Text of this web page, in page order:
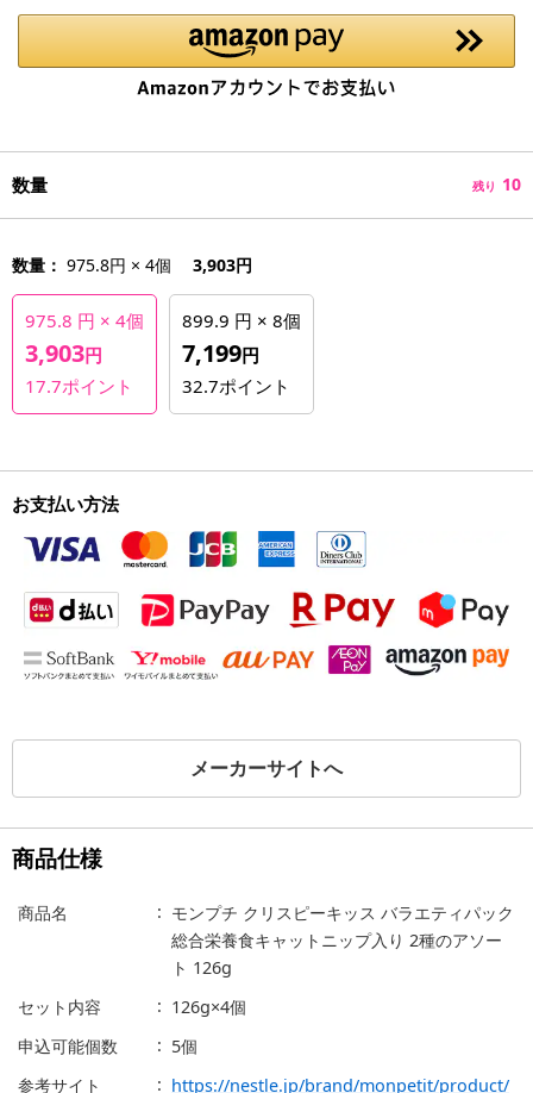
数量 残り 10
数量： 975.8円 × 4個 3,903円
975.8 円 × 4個
3,903円
17.7ポイント
899.9 円 × 8個
7,199円
32.7ポイント
お支払い方法
メーカーサイトへ
商品仕様
商品名
モンプチ クリスピーキッス バラエティパック
総合栄養食キャットニップ入り 2種のアソー
ト 126g
セット内容
126g×4個
申込可能個数
5個
参考サイト
https://nestle.jp/brand/monpetit/product/